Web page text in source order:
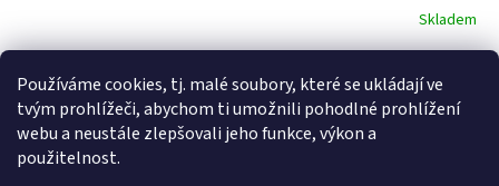
Používáme cookies, tj. malé soubory, které se ukládají ve
tvým prohlížeči, abychom ti umožnili pohodlné prohlížení
webu a neustále zlepšovali jeho funkce, výkon a
použitelnost.
Skladem
177 Kč Do košíku
Máte rádi ptákoviny a hledáte - Baywatch Lifeguard - Nafukovací
plovák - vyberte si v rodinném e-shopu ptakoviny-cb.cz.
Doručujeme po celé České republice. Nafukovací plovák z...